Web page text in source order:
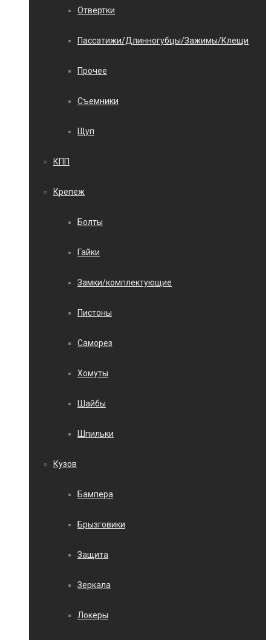
Отвертки
Пассатижи/Длинногубцы/Зажимы/Клещи
Прочее
Съемники
Щуп
КПП
Крепеж
Болты
Гайки
Замки/комплектующие
Пистоны
Саморез
Хомуты
Шайбы
Шпильки
Кузов
Бампера
Брызговики
Защита
Зеркала
Локеры